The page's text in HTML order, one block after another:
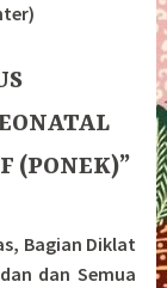
(PONEK)”
Bagian Diklat
dan Semua